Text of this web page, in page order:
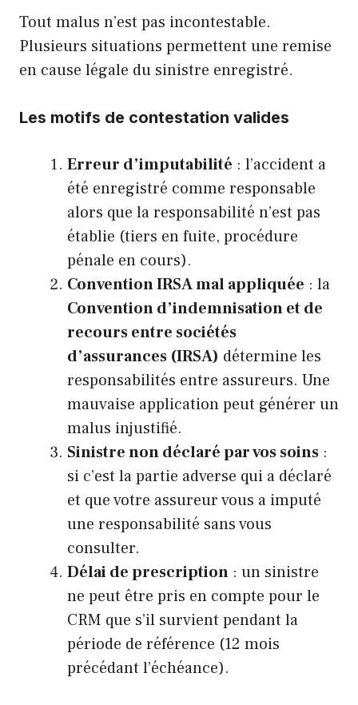
Tout malus n’est pas incontestable.
Plusieurs situations permettent une remise
en cause légale du sinistre enregistré.
Les motifs de contestation valides
Erreur d’imputabilité : l’accident a
été enregistré comme responsable
alors que la responsabilité n’est pas
établie (tiers en fuite, procédure
pénale en cours).
Convention IRSA mal appliquée : la
Convention d’indemnisation et de
recours entre sociétés
d’assurances (IRSA) détermine les
responsabilités entre assureurs. Une
mauvaise application peut générer un
malus injustifié.
Sinistre non déclaré par vos soins :
si c’est la partie adverse qui a déclaré
et que votre assureur vous a imputé
une responsabilité sans vous
consulter.
Délai de prescription : un sinistre
ne peut être pris en compte pour le
CRM que s’il survient pendant la
période de référence (12 mois
précédant l’échéance).